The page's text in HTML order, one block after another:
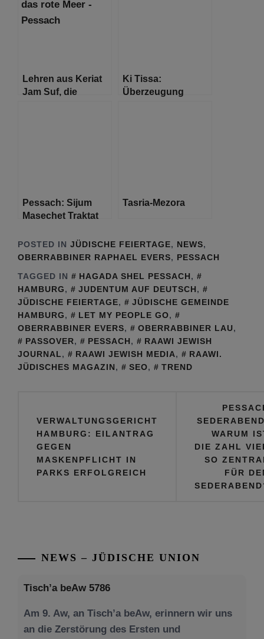
GESETZES ODER
LEGAL?
Lehren aus Keriat
Jam Suf, die
Ki Tissa:
Überzeugung
Pessach: Sijum
Masechet Traktat
Tasria-Mezora
POSTED IN JÜDISCHE FEIERTAGE, NEWS,
OBERRABBINER RAPHAEL EVERS, PESSACH
TAGGED IN
HAGADA SHEL PESSACH,
HAMBURG, JUDENTUM AUF DEUTSCH,
JÜDISCHE FEIERTAGE,
JÜDISCHE GEMEINDE
HAMBURG, LET MY PEOPLE GO,
OBERRABBINER EVERS, OBERRABBINER LAU,
PASSOVER, PESSACH,
RAAWI JEWISH
JOURNAL, RAAWI JEWISH MEDIA,
RAAWI.
JÜDISCHES MAGAZIN, SEO, TREND
VERWALTUNGSGERICHT
HAMBURG: EILANTRAG
GEGEN
MASKENPFLICHT IN
PARKS ERFOLGREICH
WARUM
DIE ZAHL
SO
FÜR
NEWS – JÜDISCHE UNION
Tisch’a beAw 5786
Am 9. Aw, an Tisch’a beAw, erinnern wir uns
an die Zerstörung des Ersten und